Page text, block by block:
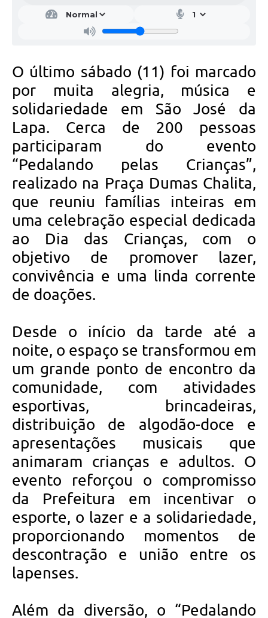
O último sábado (11) foi marcado
por muita alegria, música e
solidariedade em São José da
Lapa. Cerca de 200 pessoas
participaram do evento
“Pedalando pelas Crianças”,
realizado na Praça Dumas Chalita,
que reuniu famílias inteiras em
uma celebração especial dedicada
ao Dia das Crianças, com o
objetivo de promover lazer,
convivência e uma linda corrente
de doações.
Desde o início da tarde até a
noite, o espaço se transformou em
um grande ponto de encontro da
comunidade, com atividades
esportivas, brincadeiras,
distribuição de algodão-doce e
apresentações musicais que
animaram crianças e adultos. O
evento reforçou o compromisso
da Prefeitura em incentivar o
esporte, o lazer e a solidariedade,
proporcionando momentos de
descontração e união entre os
lapenses.
Além da diversão, o “Pedalando